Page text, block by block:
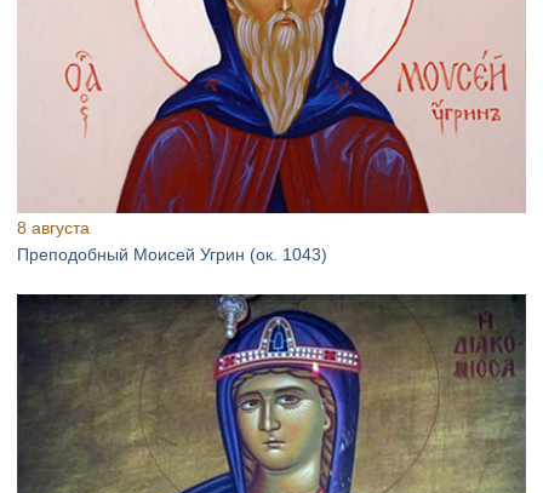
8 августа
Преподобный Моисей Угрин (ок. 1043)